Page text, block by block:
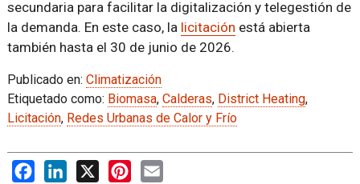
secundaria para facilitar la digitalización y telegestión de
la demanda. En este caso, la licitación está abierta
también hasta el 30 de junio de 2026.
Publicado en: Climatización
Etiquetado como: Biomasa, Calderas, District Heating,
Licitación, Redes Urbanas de Calor y Frío
FacebookLinkedIn
X PinterestEmail